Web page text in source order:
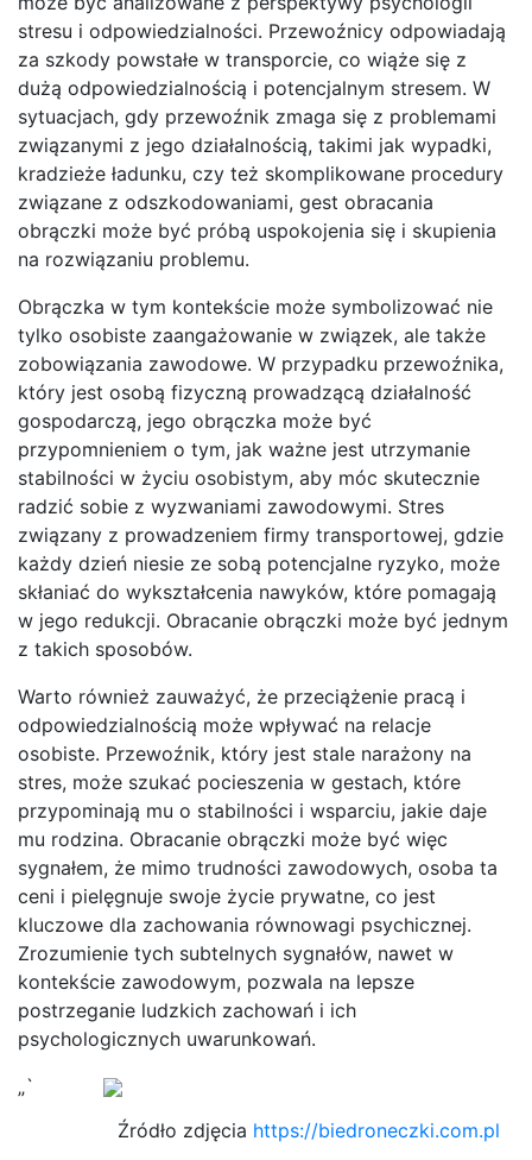
stresu i odpowiedzialności. Przewoźnicy odpowiadają
za szkody powstałe w transporcie, co wiąże się z
dużą odpowiedzialnością i potencjalnym stresem. W
sytuacjach, gdy przewoźnik zmaga się z problemami
związanymi z jego działalnością, takimi jak wypadki,
kradzieże ładunku, czy też skomplikowane procedury
związane z odszkodowaniami, gest obracania
obrączki może być próbą uspokojenia się i skupienia
na rozwiązaniu problemu.
Obrączka w tym kontekście może symbolizować nie
tylko osobiste zaangażowanie w związek, ale także
zobowiązania zawodowe. W przypadku przewoźnika,
który jest osobą fizyczną prowadzącą działalność
gospodarczą, jego obrączka może być
przypomnieniem o tym, jak ważne jest utrzymanie
stabilności w życiu osobistym, aby móc skutecznie
radzić sobie z wyzwaniami zawodowymi. Stres
związany z prowadzeniem firmy transportowej, gdzie
każdy dzień niesie ze sobą potencjalne ryzyko, może
skłaniać do wykształcenia nawyków, które pomagają
w jego redukcji. Obracanie obrączki może być jednym
z takich sposobów.
Warto również zauważyć, że przeciążenie pracą i
odpowiedzialnością może wpływać na relacje
osobiste. Przewoźnik, który jest stale narażony na
stres, może szukać pocieszenia w gestach, które
przypominają mu o stabilności i wsparciu, jakie daje
mu rodzina. Obracanie obrączki może być więc
sygnałem, że mimo trudności zawodowych, osoba ta
ceni i pielęgnuje swoje życie prywatne, co jest
kluczowe dla zachowania równowagi psychicznej.
Zrozumienie tych subtelnych sygnałów, nawet w
kontekście zawodowym, pozwala na lepsze
postrzeganie ludzkich zachowań i ich
psychologicznych uwarunkowań.
Źródło zdjęcia https://biedroneczki.com.pl
„`